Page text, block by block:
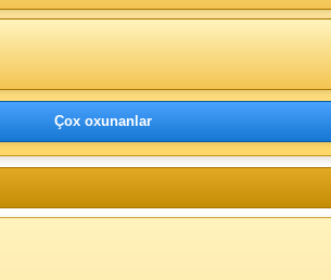
Çox oxunanlar